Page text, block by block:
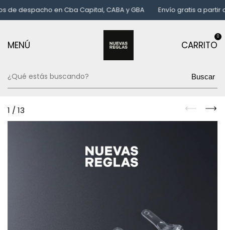
despacho en Cba Capital, CABA y GBA Envío gratis a partir de
MENÚ CARRITO
0
Buscar
1 / 13